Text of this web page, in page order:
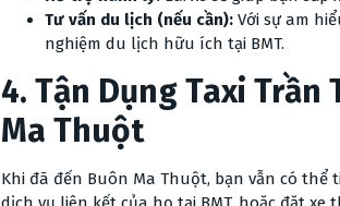
Tư vấn du lịch (nếu cần): Với sự am
nghiệm du lịch hữu ích tại BMT.
4. Tận Dụng Taxi Trần
Ma Thuột
Khi đã đến Buôn Ma Thuột, bạn vẫn có thể